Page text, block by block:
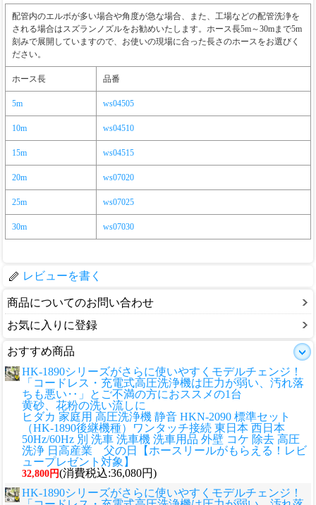
配管内のエルボが多い場合や角度が急な場合、また、工場などの配管洗浄を
される場合はスズランノズルをお勧めいたします。ホース長5m～30mまで5m
刻みで展開していますので、お使いの現場に合った長さのホースをお選びく
ださい。
ホース長 品番
5m ws04505
10m ws04510
15m ws04515
20m ws07020
25m ws07025
30m ws07030
レビューを書く
商品についてのお問い合わせ
お気に入りに登録
おすすめ商品
HK-1890シリーズがさらに使いやすくモデルチェンジ！
「コードレス・充電式高圧洗浄機は圧力が弱い、汚れ落
ちも悪い‥」とご不満の方におススメの1台
黄砂、花粉の洗い流しに
ヒダカ 家庭用 高圧洗浄機 静音 HKN-2090 標準セット
（HK-1890後継機種）ワンタッチ接続 東日本 西日本
50Hz/60Hz 別 洗車 洗車機 洗車用品 外壁 コケ 除去 高圧
洗浄 日高産業 父の日【ホースリールがもらえる！レビ
ュープレゼント対象】
32,800円(消費税込:36,080円)
HK-1890シリーズがさらに使いやすくモデルチェンジ！